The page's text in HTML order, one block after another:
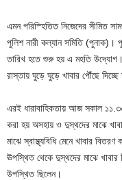
এমন পরিস্হিতিত নিজেদের সীমিত
পুলিশ নারী কল্যান সমিতি (পুনাক)।
তারিখ হতে শুরু হয় এ মহতি উদ্যোগ।
রাস্তায় ঘুড়ে ঘুড়ে খাবার পৌঁছে দিচ্ছে
এরই ধারাবাহিকতায় আজ সকাল
করা হয় অসহায় ও দুস্থদের মাঝে
মাঝে স্বাস্থ্যবিধি মেনে খাবার
ঊপস্থিত থেকে দুস্থদের মাঝে
উপস্থিত ছিলেন।